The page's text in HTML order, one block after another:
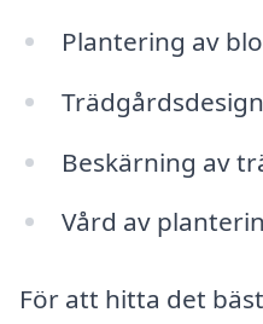
Plantering av
Beskärning av
Vård av
För att hitta det